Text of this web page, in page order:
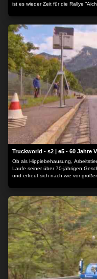
ist es wieder Zeit für die Rallye
Truckworld - s2 | e5 - 60 Jahre
Ob als Hippiebehausung,
Laufe seiner über 70-jährigen
und erfreut sich nach wie vor